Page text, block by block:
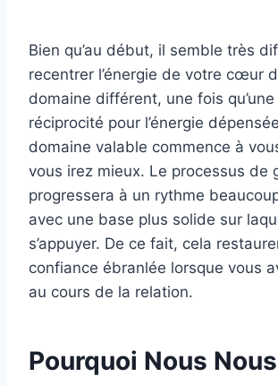
Bien qu’au début, il semble très
recentrer l’énergie de votre cœur
domaine différent, une fois qu’une
réciprocité pour l’énergie
domaine valable commence à
vous irez mieux. Le processus de
progressera à un rythme
avec une base plus solide sur
s’appuyer. De ce fait, cela
confiance ébranlée lorsque vous
au cours de la relation.
Pourquoi Nous Nous